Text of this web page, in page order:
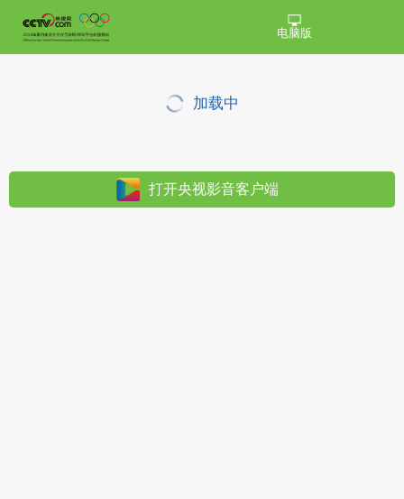
电脑版
加载中
打开央视影音客户端